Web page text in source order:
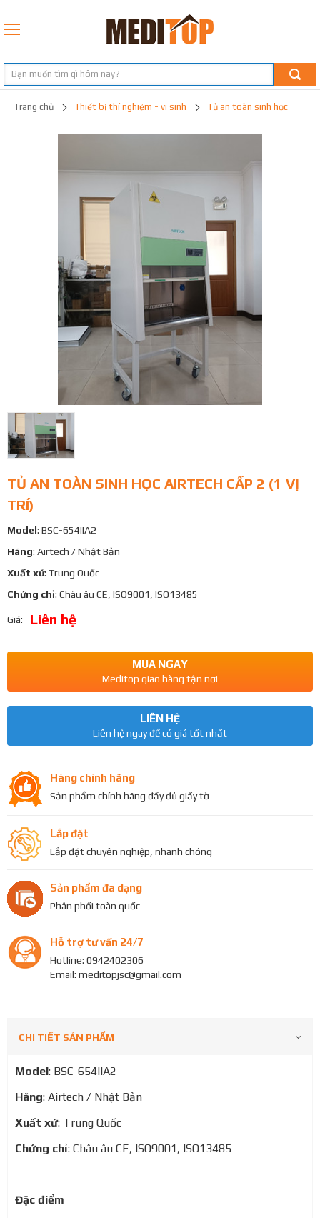
trang chủ thiết bị thí nghiệm - vi sinh tủ an toàn sinh học
TỦ AN TOÀN SINH HỌC AIRTECH CẤP 2 (1 VỊ
TRÍ)
Model: BSC-654IIA2
Hãng: Airtech / Nhật Bản
Xuất xứ: Trung Quốc
Chứng chỉ: Châu âu CE, ISO9001, ISO13485
Giá: Liên hệ
MUA NGAY
Meditop giao hàng tận nơi
LIÊN HỆ
Liên hệ ngay để có giá tốt nhất
Hàng chính hãng
Sản phẩm chính hãng đầy đủ giấy tờ
Lắp đặt
Lắp đặt chuyên nghiệp, nhanh chóng
Sản phẩm đa dạng
Phân phối toàn quốc
Hỗ trợ tư vấn 24/7
Hotline: 0942402306
Email: meditopjsc@gmail.com
CHI TIẾT SẢN PHẨM
Model: BSC-654IIA2
Hãng: Airtech / Nhật Bản
Xuất xứ: Trung Quốc
Chứng chỉ: Châu âu CE, ISO9001, ISO13485
Đặc điểm